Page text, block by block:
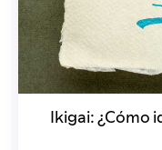
Ikigai: ¿Cómo